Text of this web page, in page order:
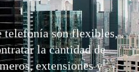
telefonía son flexibles,
la cantidad de
extensiones y